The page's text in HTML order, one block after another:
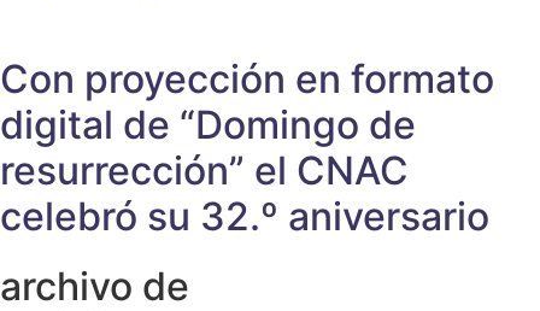
Con proyección en formato
digital de “Domingo de
resurrección” el CNAC
celebró su 32.º aniversario
archivo de